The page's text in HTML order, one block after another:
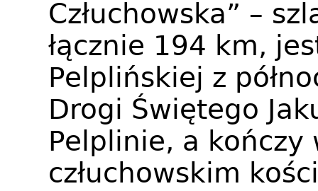
Człuchowska” –
łącznie 194 km,
Pelplińskiej z
Drogi Świętego
Pelplinie, a kończy
człuchowskim